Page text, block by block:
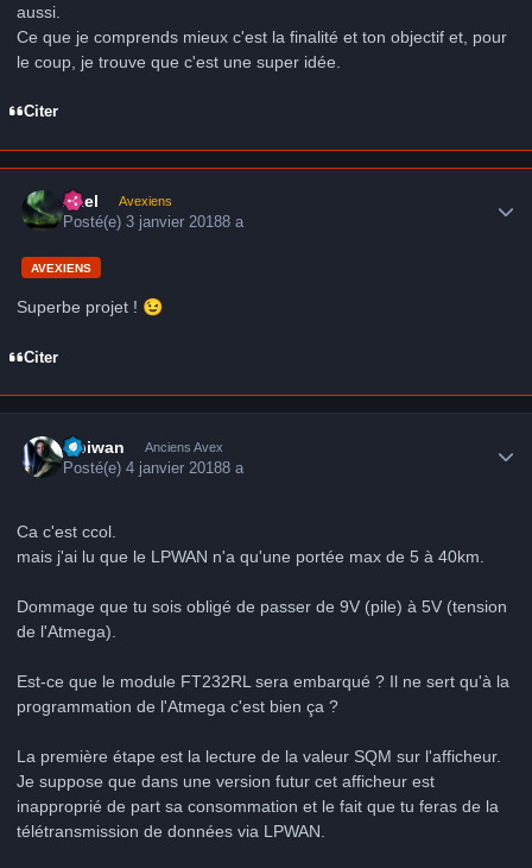
aussi.
Ce que je comprends mieux c'est la finalité et ton objectif et, pour
le coup, je trouve que c'est une super idée.
Citer
Axel Avexiens
Posté(e)3 janvier 20188 a
AVEXIENS
Superbe projet ! 😉
Citer
Obiwan Anciens Avex
Posté(e)4 janvier 20188 a
Ca c'est ccol.
mais j'ai lu que le LPWAN n'a qu'une portée max de 5 à 40km.
Dommage que tu sois obligé de passer de 9V (pile) à 5V (tension
de l'Atmega).
Est-ce que le module FT232RL sera embarqué ? Il ne sert qu'à la
programmation de l'Atmega c'est bien ça ?
La première étape est la lecture de la valeur SQM sur l'afficheur.
Je suppose que dans une version futur cet afficheur est
inapproprié de part sa consommation et le fait que tu feras de la
télétransmission de données via LPWAN.